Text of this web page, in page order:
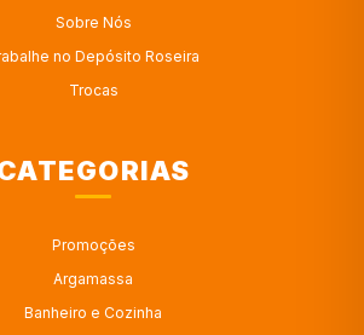
Sobre Nós
no Depósito Roseira
Trocas
Promoções
Argamassa
Banheiro e Cozinha